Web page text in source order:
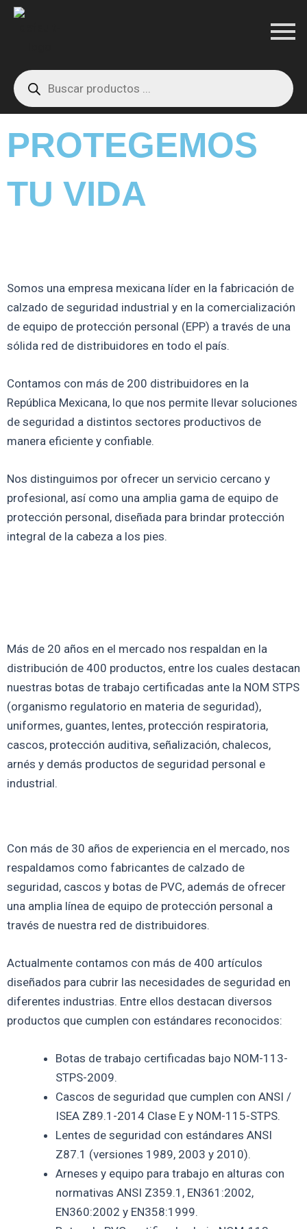
Products
search
PROTEGEMOS
TU VIDA
Somos una empresa mexicana líder en la fabricación de
calzado de seguridad industrial y en la comercialización
de equipo de protección personal (EPP) a través de una
sólida red de distribuidores en todo el país.
Contamos con más de 200 distribuidores en la
República Mexicana, lo que nos permite llevar soluciones
de seguridad a distintos sectores productivos de
manera eficiente y confiable.
Nos distinguimos por ofrecer un servicio cercano y
profesional, así como una amplia gama de equipo de
protección personal, diseñada para brindar protección
integral de la cabeza a los pies.
Más de 20 años en el mercado nos respaldan en la
distribución de 400 productos, entre los cuales destacan
nuestras botas de trabajo certificadas ante la NOM STPS
(organismo regulatorio en materia de seguridad),
uniformes, guantes, lentes, protección respiratoria,
cascos, protección auditiva, señalización, chalecos,
arnés y demás productos de seguridad personal e
industrial.
Con más de 30 años de experiencia en el mercado, nos
respaldamos como fabricantes de calzado de
seguridad, cascos y botas de PVC, además de ofrecer
una amplia línea de equipo de protección personal a
través de nuestra red de distribuidores.
Actualmente contamos con más de 400 artículos
diseñados para cubrir las necesidades de seguridad en
diferentes industrias. Entre ellos destacan diversos
productos que cumplen con estándares reconocidos:
Botas de trabajo certificadas bajo NOM-113-
STPS-2009.
Cascos de seguridad que cumplen con ANSI /
ISEA Z89.1-2014 Clase E y NOM-115-STPS.
Lentes de seguridad con estándares ANSI
Z87.1 (versiones 1989, 2003 y 2010).
Arneses y equipo para trabajo en alturas con
normativas ANSI Z359.1, EN361:2002,
EN360:2002 y EN358:1999.